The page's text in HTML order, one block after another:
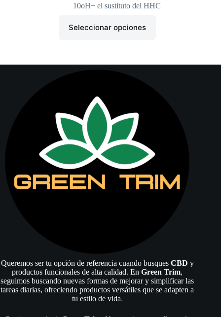
precios:
€33.99
10oH+ el sustituto del HHC
Seleccionar opciones
producto
Las
opciones
en
la
página
de
producto
Queremos ser tu opción de referencia cuando busques CBD y
productos funcionales de alta calidad. EnGreen Trim,
seguimos buscando nuevas formas de mejorar y simplificar las
tareas diarias, ofreciendo productos versátiles que se adapten a
tu estilo de vida.